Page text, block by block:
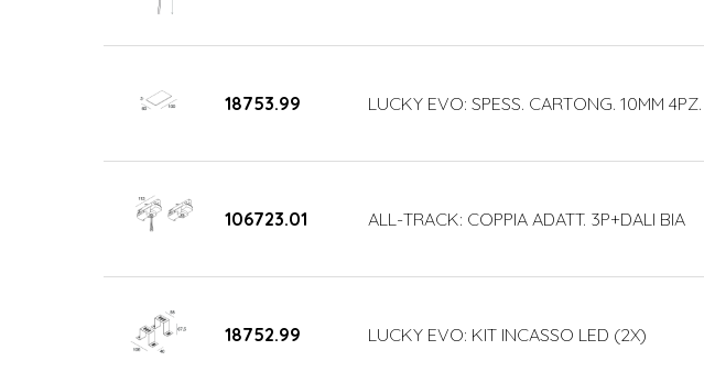
18753.99 LUCKY EVO: SPESS. CARTONG. 10MM 4PZ.
106723.01 ALL-TRACK: COPPIA ADATT. 3P+DALI BIA
18752.99 LUCKY EVO: KIT INCASSO LED (2X)